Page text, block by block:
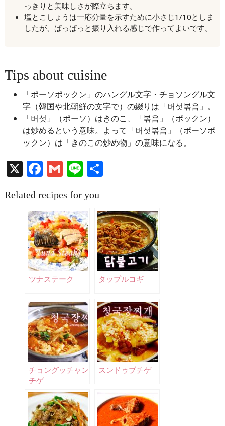
っきりと美味しさが際立ちます。
塩とこしょうは一応分量を示すために小さじ1/10としま
したが、ぱっぱっと振り入れる感じで作ってよいです。
Tips about cuisine
「ポーソポックン」のハングル文字・チョソングル文
字（韓国や北朝鮮の文字で）の綴りは「버섯볶음」。
「버섯」（ポーソ）はきのこ、「볶음」（ポックン）
は炒めるという意味。よって「버섯볶음」（ポーソポ
ックン）は「きのこの炒め物」の意味になる。
X Facebook
Gmail
Line共
Related recipes for you
ツナステーク タップルコギ
チョングッチャン
チゲ
スンドゥブチゲ